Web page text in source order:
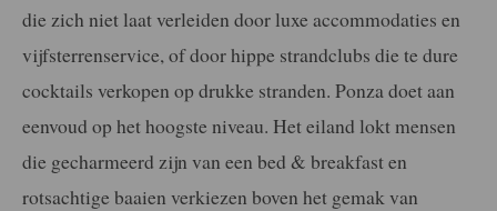
die zich niet laat verleiden door luxe accommodaties en
vijfsterrenservice, of door hippe strandclubs die te dure
cocktails verkopen op drukke stranden. Ponza doet aan
eenvoud op het hoogste niveau. Het eiland lokt mensen
die gecharmeerd zijn van een bed & breakfast en
rotsachtige baaien verkiezen boven het gemak van